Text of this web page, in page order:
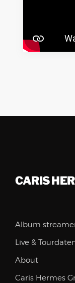
CARIS
Album
Live &
About
Caris Hermes